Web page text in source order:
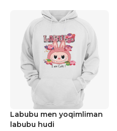
Labubu men yoqimliman
labubu hudi